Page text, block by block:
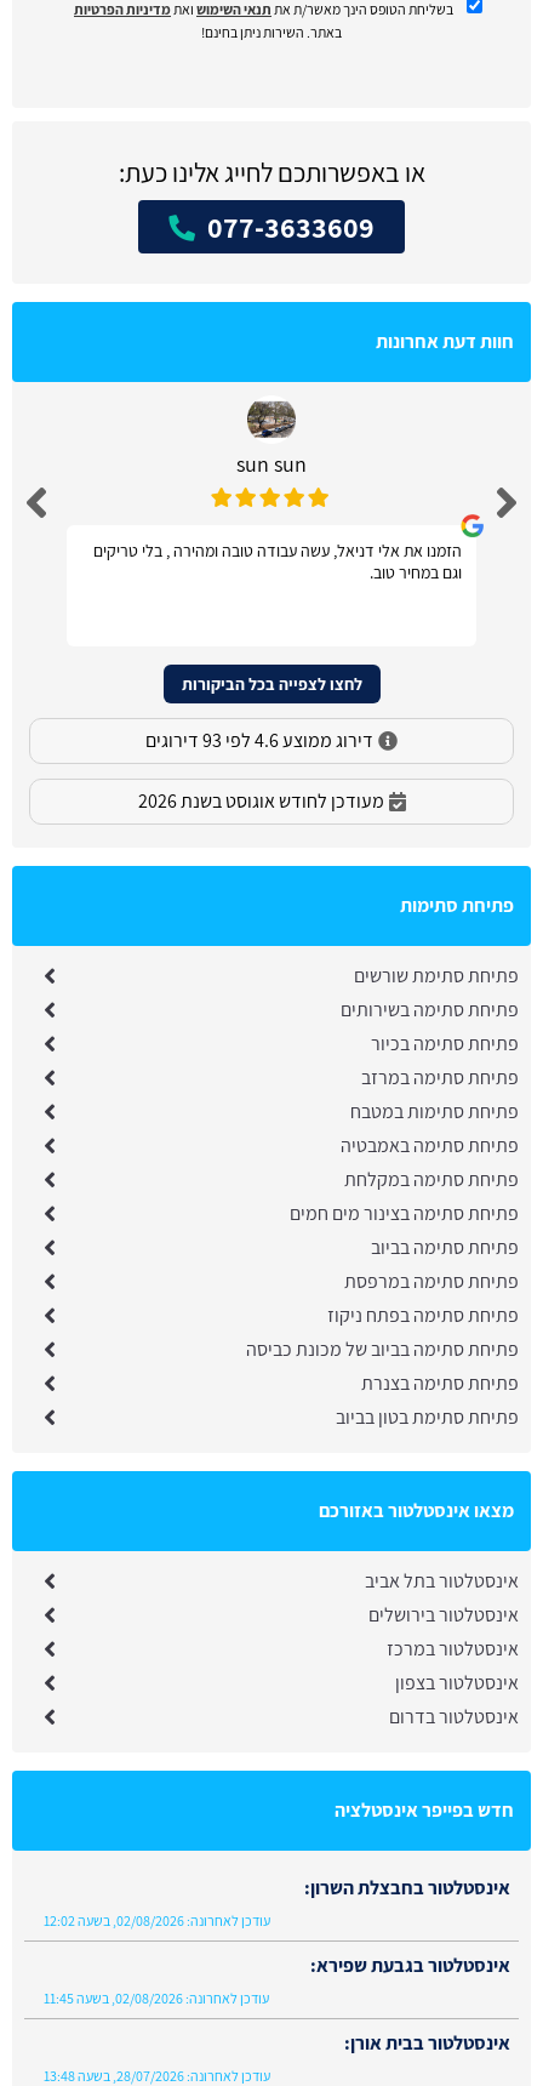
בשליחת הטופס הינך מאשר/ת את תנאי השימוש ואת מדיניות הפרטיות
באתר. השירות ניתן בחינם!
או באפשרותכם לחייג אלינו כעת:
077-3633609
חוות דעת אחרונות
sun sun
הזמנו את אלי דניאל, עשה עבודה טובה ומהירה , בלי טריקים
וגם במחיר טוב.
לחצו לצפייה בכל הביקורות
דירוג ממוצע 4.6 לפי 93 דירוגים
מעודכן לחודש אוגוסט בשנת 2026
פתיחת סתימות
פתיחת סתימת שורשים
פתיחת סתימה בשירותים
פתיחת סתימה בכיור
פתיחת סתימה במרזב
פתיחת סתימות במטבח
פתיחת סתימה באמבטיה
פתיחת סתימה במקלחת
פתיחת סתימה בצינור מים חמים
פתיחת סתימה בביוב
פתיחת סתימה במרפסת
פתיחת סתימה בפתח ניקוז
פתיחת סתימה בביוב של מכונת כביסה
פתיחת סתימה בצנרת
פתיחת סתימת בטון בביוב
מצאו אינסטלטור באזורכם
אינסטלטור בתל אביב
אינסטלטור בירושלים
אינסטלטור במרכז
אינסטלטור בצפון
אינסטלטור בדרום
חדש בפייפר אינסטלציה
אינסטלטור בחבצלת השרון:
עודכן לאחרונה: 02/08/2026, בשעה 12:02
אינסטלטור בגבעת שפירא:
עודכן לאחרונה: 02/08/2026, בשעה 11:45
אינסטלטור בבית אורן:
עודכן לאחרונה: 28/07/2026, בשעה 13:48